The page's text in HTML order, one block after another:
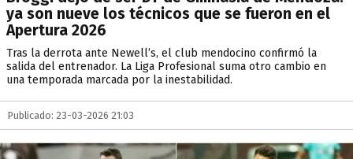
ya son nueve los técnicos que se fueron en el
Apertura 2026
Tras la derrota ante Newell’s, el club mendocino confirmó la
salida del entrenador. La Liga Profesional suma otro cambio en
una temporada marcada por la inestabilidad.
Publicado: 23-03-2026 21:03